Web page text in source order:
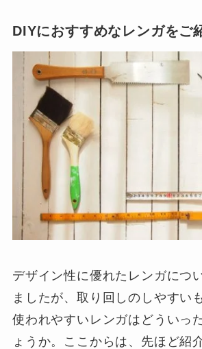
DIYにおすすめなレンガをご
デザイン性に優れたレンガにつ
ましたが、取り回しのしやすい
使われやすいレンガはどういっ
ょうか。ここからは、先ほど紹